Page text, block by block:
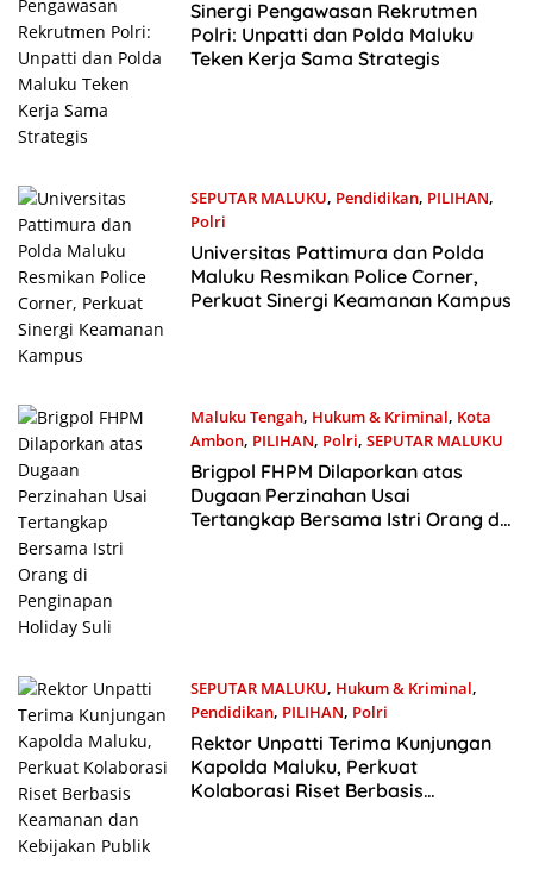
2026
Sinergi Pengawasan Rekrutmen
Polri: Unpatti dan Polda Maluku
Teken Kerja Sama Strategis
SEPUTAR MALUKU, Pendidikan, PILIHAN,
Polri
3 Maret 2026
Universitas Pattimura dan Polda
Maluku Resmikan Police Corner,
Perkuat Sinergi Keamanan Kampus
Maluku Tengah, Hukum & Kriminal, Kota
Ambon, PILIHAN, Polri, SEPUTAR MALUKU
24 Februari 2026
Brigpol FHPM Dilaporkan atas
Dugaan Perzinahan Usai
Tertangkap Bersama Istri Orang di
SEPUTAR MALUKU, Hukum & Kriminal,
Pendidikan, PILIHAN, Polri
5 Desember 2025
Rektor Unpatti Terima Kunjungan
Kapolda Maluku, Perkuat
Kolaborasi Riset Berbasis